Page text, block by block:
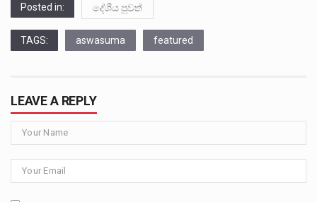
Posted in: දේශීය පුවත්
TAGS: aswasuma featured
LEAVE A REPLY